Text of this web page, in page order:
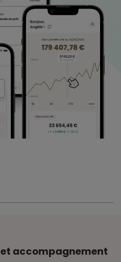
et accompagnement